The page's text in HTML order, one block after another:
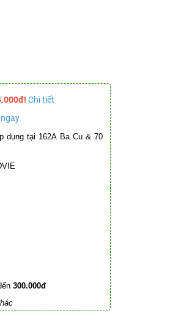
Chi tiết
dụng tại 162A Ba Cu & 70
300.000đ